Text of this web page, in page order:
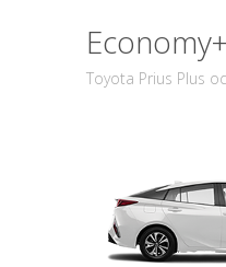
Economy+
Toyota Prius Plus